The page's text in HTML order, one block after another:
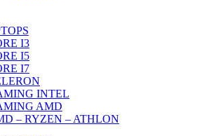
I3
I5
I7
INTEL
AMD
– RYZEN – ATHLON